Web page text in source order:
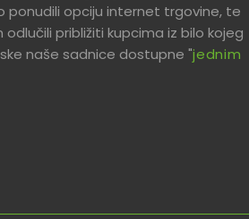
ponudili opciju internet trgovine, te
odlučili približiti kupcima iz bilo kojeg
naše sadnice dostupne "jednim